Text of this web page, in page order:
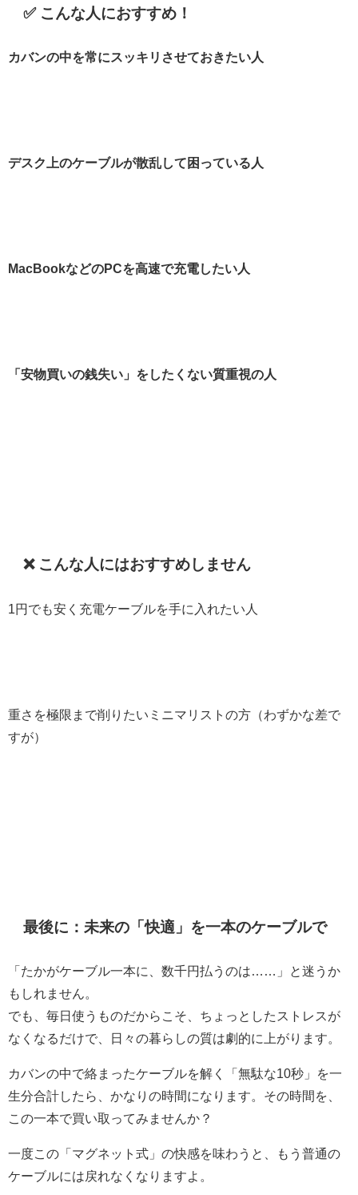
✅ こんな人におすすめ！
カバンの中を常にスッキリさせておきたい人
デスク上のケーブルが散乱して困っている人
MacBookなどのPCを高速で充電したい人
「安物買いの銭失い」をしたくない質重視の人
❌ こんな人にはおすすめしません
1円でも安く充電ケーブルを手に入れたい人
重さを極限まで削りたいミニマリストの方（わずかな差で
すが）
最後に：未来の「快適」を一本のケーブルで
「たかがケーブル一本に、数千円払うのは……」と迷うか
もしれません。
でも、毎日使うものだからこそ、ちょっとしたストレスが
なくなるだけで、日々の暮らしの質は劇的に上がります。
カバンの中で絡まったケーブルを解く「無駄な10秒」を一
生分合計したら、かなりの時間になります。その時間を、
この一本で買い取ってみませんか？
一度この「マグネット式」の快感を味わうと、もう普通の
ケーブルには戻れなくなりますよ。